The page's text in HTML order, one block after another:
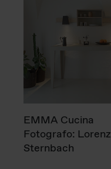
EMMA Cucina
Fotografo: Lorenz
Sternbach